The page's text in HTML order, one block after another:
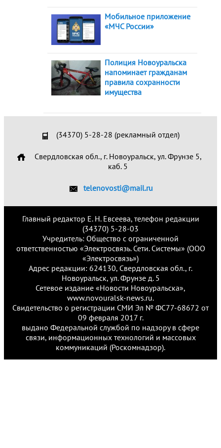
Мобильное приложение
«МЧС России»
Полиция Новоуральска
напоминает гражданам
правила сохранности
имущества
(34370) 5-28-28 (рекламный отдел)
Свердловская обл., г. Новоуральск, ул. Фрунзе 5,
каб. 5
telenovosti@mail.ru
Главный редактор Е. Н. Евсеева, телефон редакции
(34370) 5-28-03
Учредитель: Общество с ограниченной
ответственностью «Электросвязь. Сети. Системы» (ООО
«Электросвязь»)
Адрес редакции: 624130, Свердловская обл., г.
Новоуральск, ул. Фрунзе д. 5
Сетевое издание «Новости Новоуральска»,
www.novouralsk-news.ru.
Свидетельство о регистрации СМИ Эл № ФС77-68672 от
09 февраля 2017 г.
выдано Федеральной службой по надзору в сфере
связи, информационных технологий и массовых
коммуникаций (Роскомнадзор).